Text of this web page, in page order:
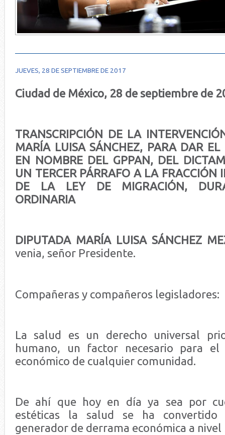
JUEVES, 28 DE SEPTIEMBRE DE 2017
Ciudad de México, 28 de septiembre de
TRANSCRIPCIÓN DE LA
MARÍA LUISA SÁNCHEZ, PARA DAR EL
EN NOMBRE DEL GPPAN, DEL
UN TERCER PÁRRAFO A LA FRACCIÓN
DE LA LEY DE MIGRACIÓN,
ORDINARIA
DIPUTADA MARÍA LUISA SÁNCHEZ
venia, señor Presidente.
Compañeras y compañeros legisladores:
La salud es un derecho universal
humano, un factor necesario para
económico de cualquier comunidad.
De ahí que hoy en día ya sea por
estéticas la salud se ha
generador de derrama económica a